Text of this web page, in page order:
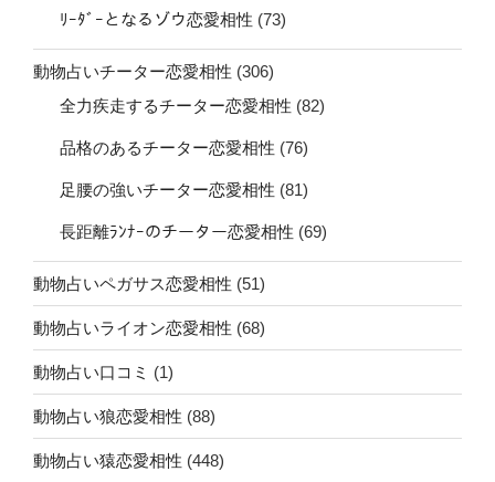
ﾘｰﾀﾞｰとなるゾウ恋愛相性 (73)
動物占いチーター恋愛相性 (306)
全力疾走するチーター恋愛相性 (82)
品格のあるチーター恋愛相性 (76)
足腰の強いチーター恋愛相性 (81)
長距離ﾗﾝﾅｰのチーター恋愛相性 (69)
動物占いペガサス恋愛相性 (51)
動物占いライオン恋愛相性 (68)
動物占い口コミ (1)
動物占い狼恋愛相性 (88)
動物占い猿恋愛相性 (448)